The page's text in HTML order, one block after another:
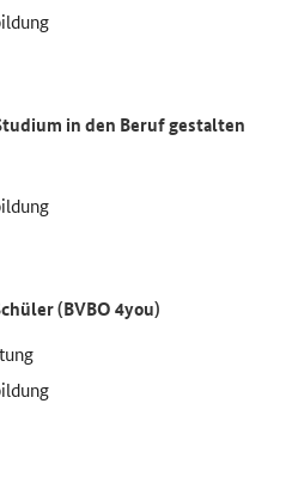
in den Beruf gestalten
(BVBO 4you)